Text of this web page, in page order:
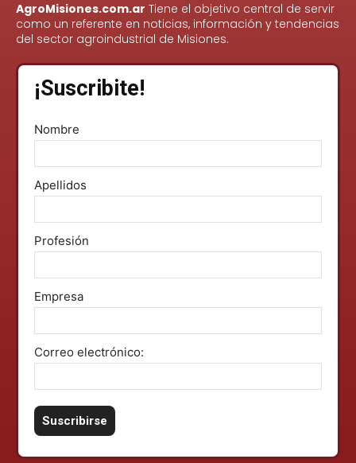
AgroMisiones.com.ar Tiene el objetivo central de servir
como un referente en noticias, información y tendencias
del sector agroindustrial de Misiones.
¡Suscribite!
Nombre
Apellidos
Profesión
Empresa
Correo electrónico: